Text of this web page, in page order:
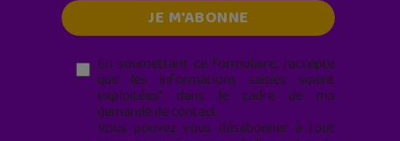
En soumettant ce formulaire, j’accepte
que les informations saisies soient
exploitées* dans le cadre de ma
demande de contact.
Vous pouvez vous désabonner à tout